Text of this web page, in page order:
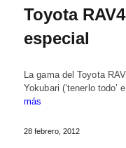
Toyota
especial
La gama del Toyota
Yokubari (‘tenerlo
más
28 febrero, 2012